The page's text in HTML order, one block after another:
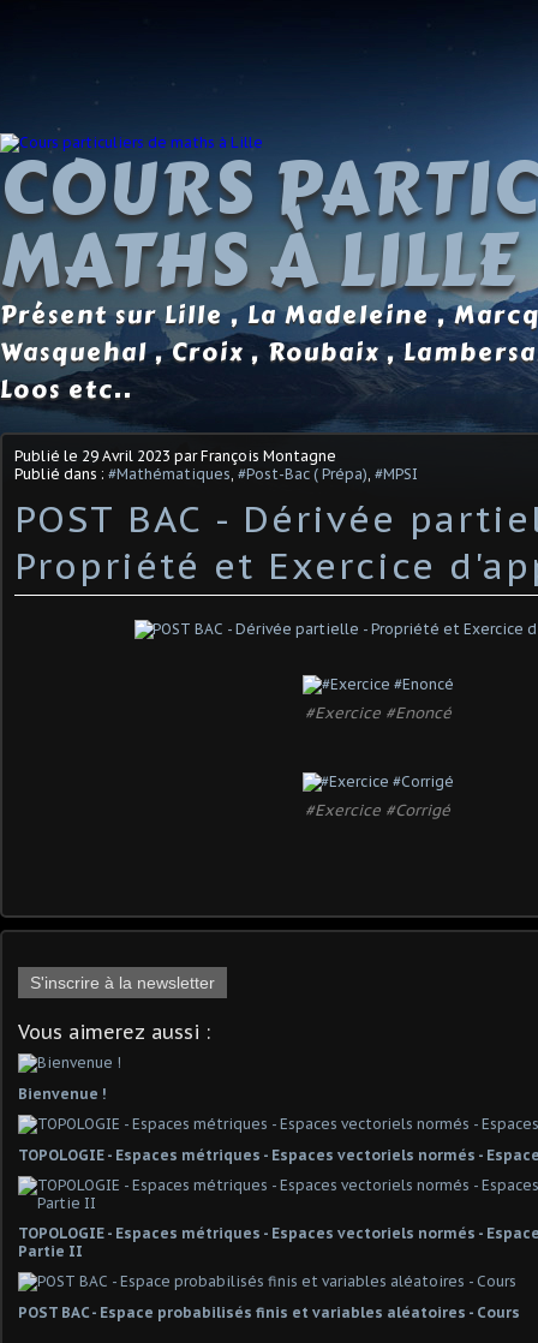
COURS
MATHS À LILLE
Présent sur Lille , La Madeleine ,
Wasquehal , Croix , Roubaix ,
Loos etc..
Publié le 29 Avril 2023 par François Montagne
Publié dans : #Mathématiques #Post-Bac ( Prépa) #MPSI
POST BAC - Dérivée
Propriété et Exercice
#Exercice #Enoncé
#Exercice #Corrigé
S'inscrire à la newsletter
Vous aimerez aussi :
Bienvenue !
TOPOLOGIE - Espaces métriques - Espaces vectoriels normés -
TOPOLOGIE - Espaces métriques - Espaces vectoriels normés -
Partie II
POST BAC - Espace probabilisés finis et variables aléatoires - Cours